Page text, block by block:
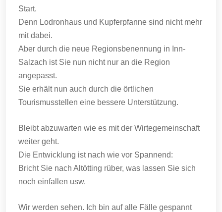
Start.
Denn Lodronhaus und Kupferpfanne sind nicht mehr
mit dabei.
Aber durch die neue Regionsbenennung in Inn-
Salzach ist Sie nun nicht nur an die Region
angepasst.
Sie erhält nun auch durch die örtlichen
Tourismusstellen eine bessere Unterstützung.
Bleibt abzuwarten wie es mit der Wirtegemeinschaft
weiter geht.
Die Entwicklung ist nach wie vor Spannend:
Bricht Sie nach Altötting rüber, was lassen Sie sich
noch einfallen usw.
Wir werden sehen. Ich bin auf alle Fälle gespannt